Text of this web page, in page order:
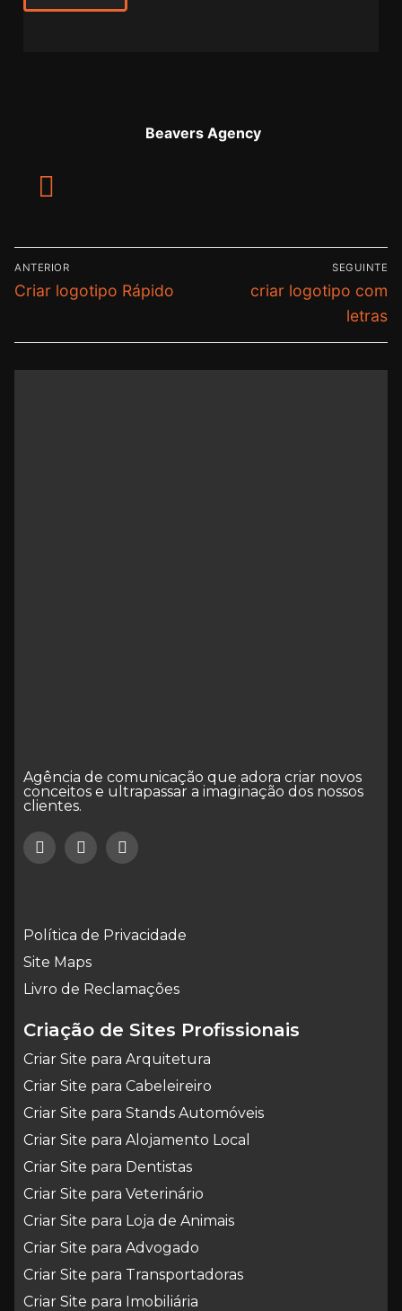
Beavers Agency
ANTERIOR
Criar logotipo Rápido
SEGUINTE
criar logotipo com
letras
Agência de comunicação que adora criar novos
conceitos e ultrapassar a imaginação dos nossos
clientes.
Política de Privacidade
Site Maps
Livro de Reclamações
Criação de Sites Profissionais
Criar Site para Arquitetura
Criar Site para Cabeleireiro
Criar Site para Stands Automóveis
Criar Site para Alojamento Local
Criar Site para Dentistas
Criar Site para Veterinário
Criar Site para Loja de Animais
Criar Site para Advogado
Criar Site para Transportadoras
Criar Site para Imobiliária